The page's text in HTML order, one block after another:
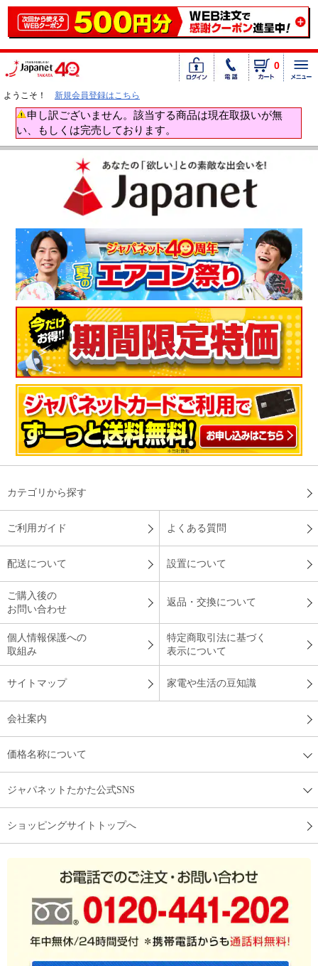
0
ようこそ！ 新規会員登録はこちら
申し訳ございません。該当する商品は現在取扱いが無
い、もしくは完売しております。
カテゴリから探す
ご利用ガイド よくある質問
配送について 設置について
ご購入後の
お問い合わせ
返品・交換について
個人情報保護への
取組み
特定商取引法に基づく
表示について
サイトマップ 家電や生活の豆知識
会社案内
価格名称について
ジャパネットたかた公式SNS
ショッピングサイトトップへ